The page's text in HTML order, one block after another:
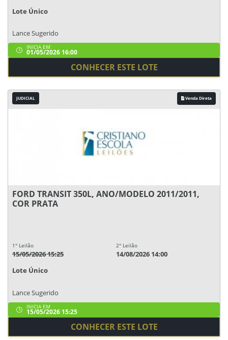
Lote Único
Lance Sugerido
INICIA EM
01/05/2026 16:00
CONHECER ESTE LOTE
JUDICIAL Venda Direta
FORD TRANSIT 350L, ANO/MODELO 2011/2011,
COR PRATA
1° Leilão
15/05/2026 15:25
2° Leilão
14/08/2026 14:00
Lote Único
Lance Sugerido
INICIA EM
15/05/2026 15:25
CONHECER ESTE LOTE